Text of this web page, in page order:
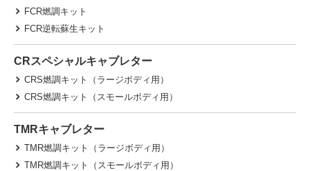
FCR燃調キット
FCR逆転蘇生キット
CRスペシャルキャブレター
CRS燃調キット（ラージボディ用）
CRS燃調キット（スモールボディ用）
TMRキャブレター
TMR燃調キット（ラージボディ用）
TMR燃調キット（スモールボディ用）